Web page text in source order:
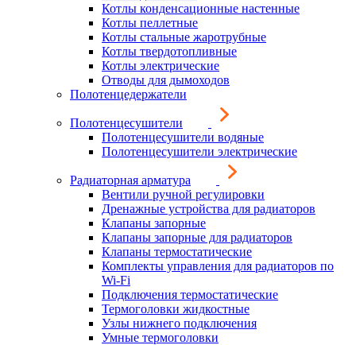
Котлы конденсационные настенные
Котлы пеллетные
Котлы стальные жаротрубные
Котлы твердотопливные
Котлы электрические
Отводы для дымоходов
Полотенцедержатели
Полотенцесушители
Полотенцесушители водяные
Полотенцесушители электрические
Радиаторная арматура
Вентили ручной регулировки
Дренажные устройства для радиаторов
Клапаны запорные
Клапаны запорные для радиаторов
Клапаны термостатические
Комплекты управления для радиаторов по
Wi-Fi
Подключения термостатические
Термоголовки жидкостные
Узлы нижнего подключения
Умные термоголовки